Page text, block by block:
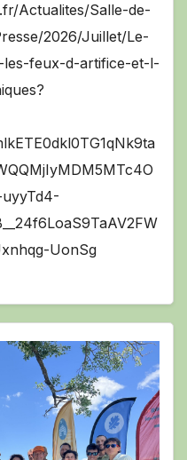
Actualites/Salle-de-
2026/Juillet/Le-
les-feux-d-artifice-et-l-
UonSg